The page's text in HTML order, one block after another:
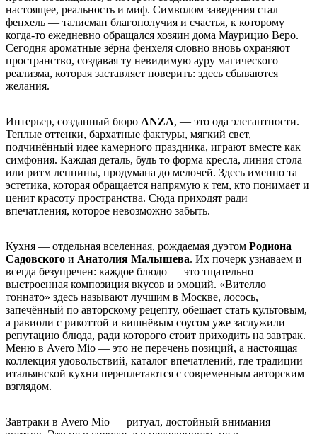
настоящее, реальность и миф. Символом заведения стал
фенхель — талисман благополучия и счастья, к которому
когда-то ежедневно обращался хозяин дома Маурицио Веро.
Сегодня ароматные зёрна фенхеля словно вновь охраняют
пространство, создавая ту невидимую ауру магического
реализма, которая заставляет поверить: здесь сбываются
желания.
Интерьер, созданный бюро ANZA, — это ода элегантности.
Теплые оттенки, бархатные фактуры, мягкий свет,
подчинённый идее камерного праздника, играют вместе как
симфония. Каждая деталь, будь то форма кресла, линия стола
или ритм лепнины, продумана до мелочей. Здесь именно та
эстетика, которая обращается напрямую к тем, кто понимает и
ценит красоту пространства. Сюда приходят ради
впечатления, которое невозможно забыть.
Кухня — отдельная вселенная, рождаемая дуэтом Родиона
Садовского и Анатолия Малышева. Их почерк узнаваем и
всегда безупречен: каждое блюдо — это тщательно
выстроенная композиция вкусов и эмоций. «Вителло
тоннато» здесь называют лучшим в Москве, лосось,
запечённый по авторскому рецепту, обещает стать культовым,
а равиоли с рикоттой и вишнёвым соусом уже заслужили
репутацию блюда, ради которого стоит приходить на завтрак.
Меню в Avero Mio — это не перечень позиций, а настоящая
коллекция удовольствий, каталог впечатлений, где традиции
итальянской кухни переплетаются с современным авторским
взглядом.
Завтраки в Avero Mio — ритуал, достойный внимания